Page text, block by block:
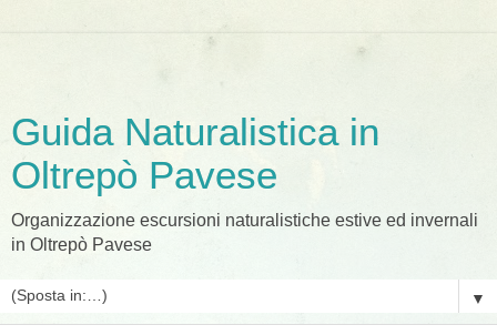
Guida Naturalistica in
Oltrepò Pavese
Organizzazione escursioni naturalistiche estive ed invernali
in Oltrepò Pavese
▼